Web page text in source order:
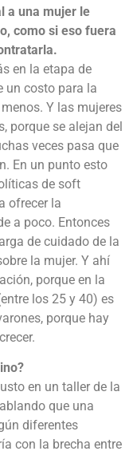
a una mujer le
como si eso fuera
en la etapa de
un costo para la
Y las mujeres
porque se alejan del
veces pasa que
En un punto esto
de soft
ofrecer la
a poco. Entonces
de cuidado de la
la mujer. Y ahí
porque en la
los 25 y 40) es
porque hay
en un taller de la
que una
diferentes
con la brecha entre